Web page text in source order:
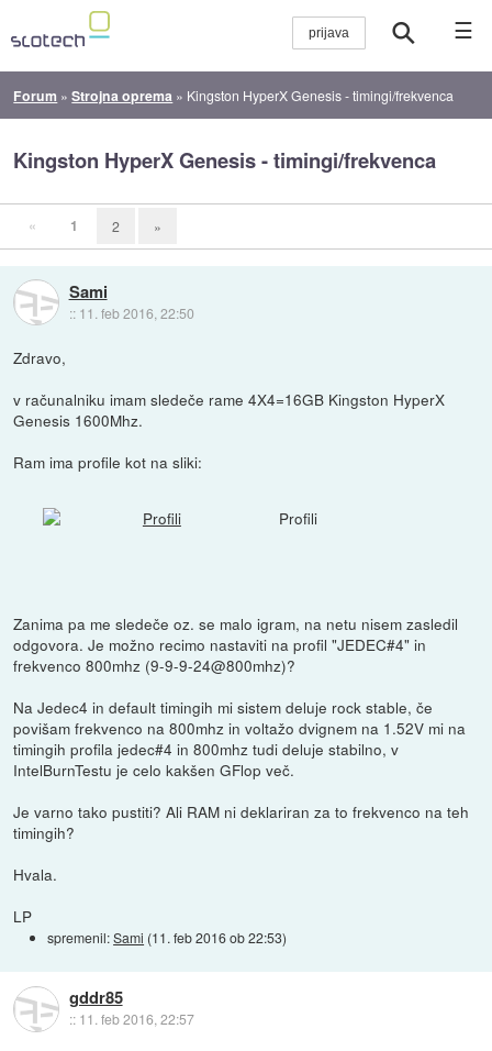
☰
Forum »Strojna oprema » Kingston HyperX Genesis - timingi/frekvenca
Kingston HyperX Genesis - timingi/frekvenca
« 1 2 »
Sami
:: 11. feb 2016, 22:50
Zdravo,
v računalniku imam sledeče rame 4X4=16GB Kingston HyperX
Genesis 1600Mhz.
Ram ima profile kot na sliki:
Profili
Zanima pa me sledeče oz. se malo igram, na netu nisem zasledil
odgovora. Je možno recimo nastaviti na profil "JEDEC#4" in
frekvenco 800mhz (9-9-9-24@800mhz)?
Na Jedec4 in default timingih mi sistem deluje rock stable, če
povišam frekvenco na 800mhz in voltažo dvignem na 1.52V mi na
timingih profila jedec#4 in 800mhz tudi deluje stabilno, v
IntelBurnTestu je celo kakšen GFlop več.
Je varno tako pustiti? Ali RAM ni deklariran za to frekvenco na teh
timingih?
Hvala.
LP
spremenil:Sami (11. feb 2016 ob 22:53)
gddr85
:: 11. feb 2016, 22:57